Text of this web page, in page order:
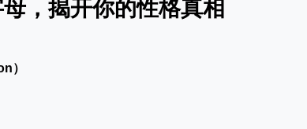
，揭开你的性格真相
）